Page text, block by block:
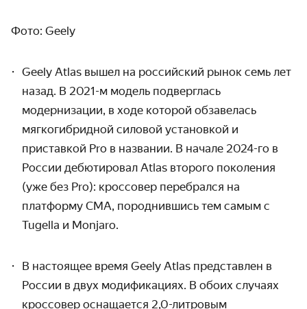
Фото: Geely
Geely Atlas вышел на российский рынок семь лет
назад. В 2021-м модель подверглась
модернизации, в ходе которой обзавелась
мягкогибридной силовой установкой и
приставкой Pro в названии. В начале 2024-го в
России дебютировал Atlas второго поколения
(уже без Pro): кроссовер перебрался на
платформу CMA, породнившись тем самым с
Tugella и Monjaro.
В настоящее время Geely Atlas представлен в
России в двух модификациях. В обоих случаях
кроссовер оснащается 2,0-литровым